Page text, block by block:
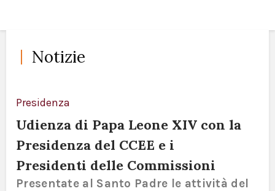
Notizie
Presidenza
Udienza di Papa Leone XIV con la
Presidenza del CCEE e i
Presidenti delle Commissioni
Presentate al Santo Padre le attività del